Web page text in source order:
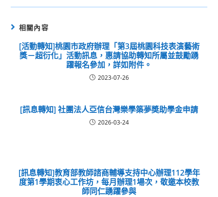
相關內容
[活動轉知]桃園市政府辦理「第3屆桃園科技表演藝術
獎－超衍化」活動訊息，惠請協助轉知所屬並鼓勵踴
躍報名參加，詳如附件。
2023-07-26
[訊息轉知] 社團法人亞信台灣樂學築夢奬助學金申請
2026-03-24
[訊息轉知]教育部教師諮商輔導支持中心辦理112學年
度第1學期衷心工作坊，每月辦理1場次，敬邀本校教
師同仁踴躍參與